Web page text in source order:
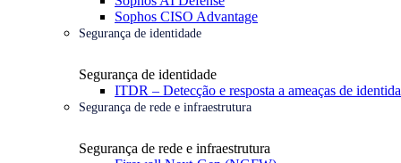
Sophos CISO Advantage
Segurança de identidade
Segurança de identidade
ITDR – Detecção e resposta a ameaças de
Segurança de rede e infraestrutura
Segurança de rede e infraestrutura